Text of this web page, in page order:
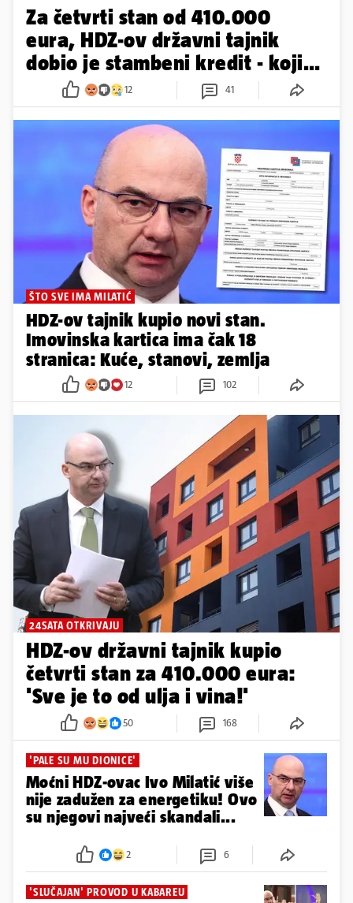
Za četvrti stan od 410.000
eura, HDZ-ov državni tajnik
dobio je stambeni kredit - koji
to nije
12 41
ŠTO SVE IMA MILATIĆ
HDZ-ov tajnik kupio novi stan.
Imovinska kartica ima čak 18
stranica: Kuće, stanovi, zemlja
12 102
24SATA OTKRIVAJU
HDZ-ov državni tajnik kupio
četvrti stan za 410.000 eura:
'Sve je to od ulja i vina!'
50 168
'PALE SU MU DIONICE'
Moćni HDZ-ovac Ivo Milatić više
nije zadužen za energetiku! Ovo
su njegovi najveći skandali...
2 6
'SLUČAJAN' PROVOD U KABAREU